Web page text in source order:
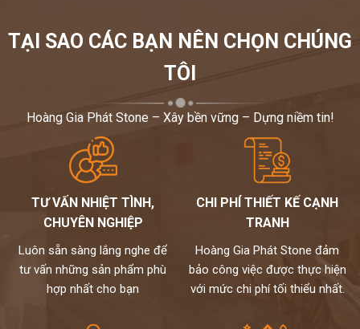
TẠI SAO CÁC BẠN NÊN CHỌN CHÚNG
TÔI
Hoàng Gia Phát Stone – Xây bền vững – Dựng niềm tin!
TƯ VẤN NHIỆT TÌNH,
CHUYÊN NGHIỆP
Luôn sẵn sàng lắng nghe để
tư vấn những sản phẩm phù
hợp nhất cho bạn
CHI PHÍ THIẾT KẾ CẠNH
TRANH
Hoàng Gia Phát Stone đảm
bảo công việc được thực hiện
với mức chi phí tối thiểu nhất.